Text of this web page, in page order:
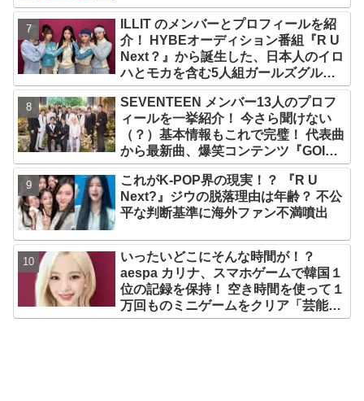
ILLIT のメンバーとプロフィールを紹
介！ HYBEオーディション番組『R U
Next？』から誕生した、日本人のイロ
ハとモカを含む5人組ガールズグルー
プ！ デビュー曲「Magnetic」がいき
なりの大ヒット
SEVENTEEN メンバー13人のプロフ
ィールを一挙紹介！ 今さら聞けない
（？）基本情報もこれで完璧！ 代表曲
から最新曲、爆笑コンテンツ『GOING
SEVENTEEN』まで・・VERY NICE
な魅力が満載
これがK-POP界の現実！？ 『R U
Next?』ジウの脱落理由は年齢？ 不公
平な判断基準に海外ファン不満噴出
いったいどこにそんな時間が！？
aespa カリナ、スマホゲームで韓国１
位の記録を保持！ 空き時間を使って１
万回ものミニゲームをクリア「芸能人
たちが時間がないと言っているのは全